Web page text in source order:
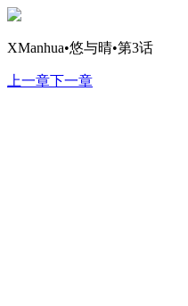
XManhua•悠与晴•第3话
上一章下一章